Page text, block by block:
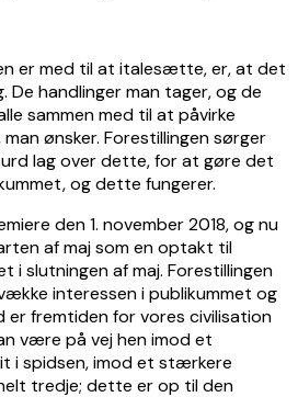
er med til at italesætte, er, at det
De handlinger man tager, og de
sammen med til at påvirke
ønsker. Forestillingen sørger
lag over dette, for at gøre det
og dette fungerer.
den 1. november 2018, og nu
af maj som en optakt til
i slutningen af maj. Forestillingen
interessen i publikummet og
er fremtiden for vores civilisation
være på vej hen imod et
i spidsen, imod et stærkere
tredje; dette er op til den